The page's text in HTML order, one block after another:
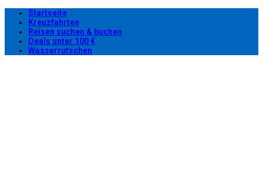
Startseite
Kreuzfahrten
Reisen suchen & buchen
Deals unter 100 €
Wasserrutschen